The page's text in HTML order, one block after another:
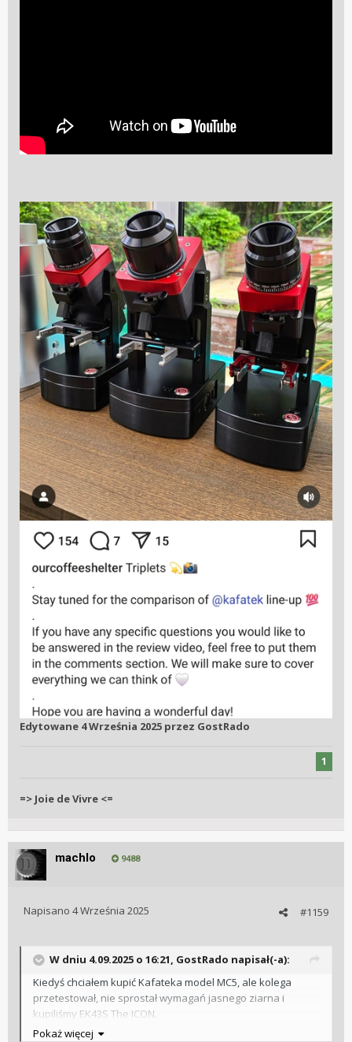
Edytowane 4 Września 2025 przez GostRado
1
=> Joie de Vivre <=
machlo 9488
#1159
Napisano 4 Września 2025
W dniu 4.09.2025 o 16:21, GostRado napisał(-a):
Kiedyś chciałem kupić Kafateka model MC5, ale kolega
przetestował, nie sprostał wymagań jasnego ziarna i
kupiliśmy EK43S The ICON.
Pokaż więcej